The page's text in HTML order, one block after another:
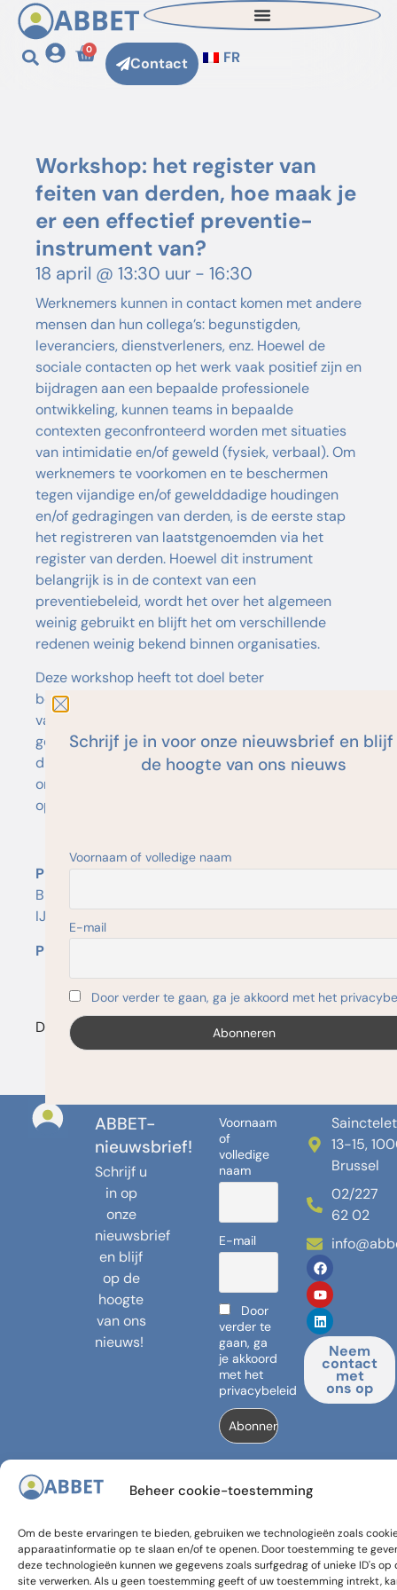
Beheer cookie-toestemming
Om de beste ervaringen te bieden, gebruiken we technologieën zoals
apparaatinformatie op te slaan en/of te openen. Door toestemming te
deze technologieën kunnen we gegevens zoals surfgedrag of unieke ID's op
site verwerken. Als u geen toestemming geeft of uw toestemming intrekt,
0
Contact FR
Workshop: het register van
feiten van derden, hoe maak je
er een effectief preventie-
instrument van?
18 april @ 13:30 uur - 16:30
Werknemers kunnen in contact komen met andere
mensen dan hun collega’s: begunstigden,
leveranciers, dienstverleners, enz. Hoewel de
sociale contacten op het werk vaak positief zijn en
bijdragen aan een bepaalde professionele
ontwikkeling, kunnen teams in bepaalde
contexten geconfronteerd worden met situaties
van intimidatie en/of geweld (fysiek, verbaal). Om
werknemers te voorkomen en te beschermen
tegen vijandige en/of gewelddadige houdingen
en/of gedragingen van derden, is de eerste stap
het registreren van laatstgenoemden via het
register van derden. Hoewel dit instrument
belangrijk is in de context van een
preventiebeleid, wordt het over het algemeen
weinig gebruikt en blijft het om verschillende
redenen weinig bekend binnen organisaties.
Deze workshop heeft tot doel beter
begrijpen
van het feitenregister van derden.
gelegenheid om over na te denkenmanieren om
dit effectief tot leven te brengen binnen een
organisatie
opzetten van een effectief preventiebeleid
Plaats :
Brussel – 9
IJzer)
Prijs :
Deze workshop is voltooid!
ABBET-
nieuwsbrief!
Schrijf u
in op
onze
nieuwsbrief
en blijf
op de
hoogte
van ons
nieuws!
Voornaam
of
volledige
naam
E-mail
Door
verder te
gaan, ga
je akkoord
met het
privacybeleid
13-15,
Brussel
02/227
62 02
Neem
contact
met
ons op
© 2024,
vzw
Met de
van de
FGC en
GGC
Schrijf je in voor onze nieuwsbrief en
de hoogte van ons nieuws
Voornaam of volledige naam
E-mail
Door verder te gaan, ga je akkoord met het